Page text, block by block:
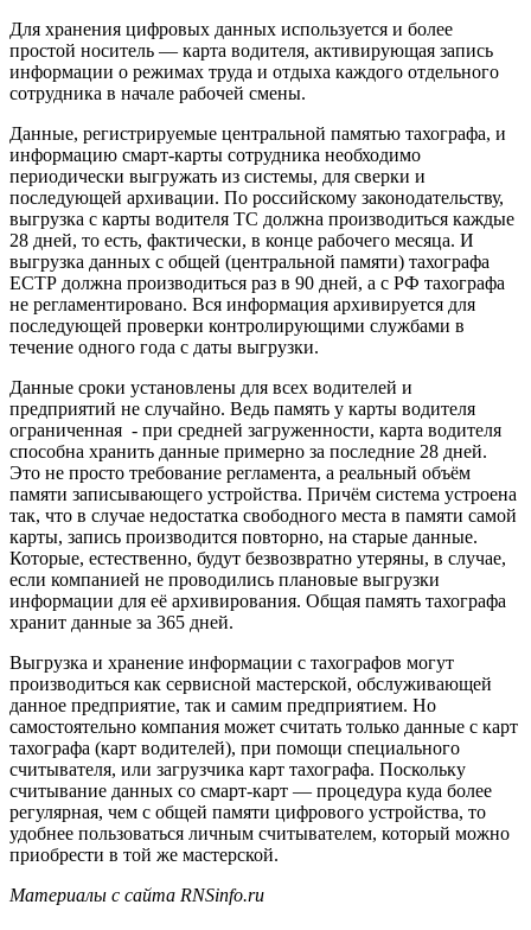
Для хранения цифровых данных используется и более
простой носитель — карта водителя, активирующая запись
информации о режимах труда и отдыха каждого отдельного
сотрудника в начале рабочей смены.
Данные, регистрируемые центральной памятью тахографа, и
информацию смарт-карты сотрудника необходимо
периодически выгружать из системы, для сверки и
последующей архивации. По российскому законодательству,
выгрузка с карты водителя ТС должна производиться каждые
28 дней, то есть, фактически, в конце рабочего месяца. И
выгрузка данных с общей (центральной памяти) тахографа
ЕСТР должна производиться раз в 90 дней, а с РФ тахографа
не регламентировано. Вся информация архивируется для
последующей проверки контролирующими службами в
течение одного года с даты выгрузки.
Данные сроки установлены для всех водителей и
предприятий не случайно. Ведь память у карты водителя
ограниченная - при средней загруженности, карта водителя
способна хранить данные примерно за последние 28 дней.
Это не просто требование регламента, а реальный объём
памяти записывающего устройства. Причём система устроена
так, что в случае недостатка свободного места в памяти самой
карты, запись производится повторно, на старые данные.
Которые, естественно, будут безвозвратно утеряны, в случае,
если компанией не проводились плановые выгрузки
информации для её архивирования. Общая память тахографа
хранит данные за 365 дней.
Выгрузка и хранение информации с тахографов могут
производиться как сервисной мастерской, обслуживающей
данное предприятие, так и самим предприятием. Но
самостоятельно компания может считать только данные с карт
тахографа (карт водителей), при помощи специального
считывателя, или загрузчика карт тахографа. Поскольку
считывание данных со смарт-карт — процедура куда более
регулярная, чем с общей памяти цифрового устройства, то
удобнее пользоваться личным считывателем, который можно
приобрести в той же мастерской.
Материалы с сайта RNSinfo.ru